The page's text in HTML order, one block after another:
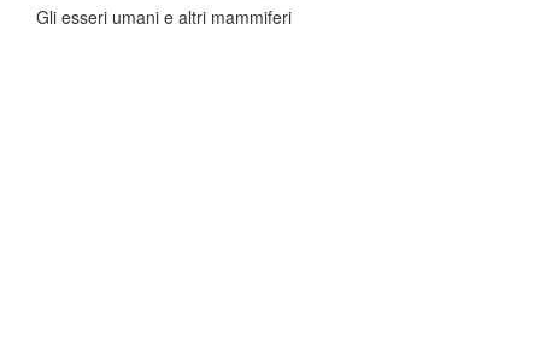
Gli esseri umani e altri mammiferi